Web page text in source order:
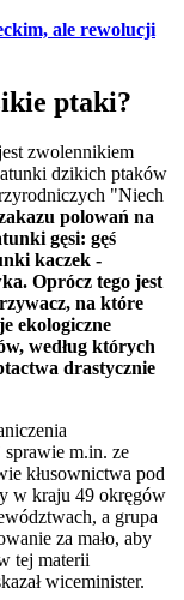
ale rewolucji
ptaki?
zwolennikiem
dzikich ptaków
"Niech
polowań na
gęsi: gęś
kaczek -
Oprócz tego jest
na które
ekologiczne
według których
drastycznie
sprawie m.in. ze
kłusownictwa pod
w kraju 49 okręgów
a grupa
za mało, aby
tej materii
wiceminister.